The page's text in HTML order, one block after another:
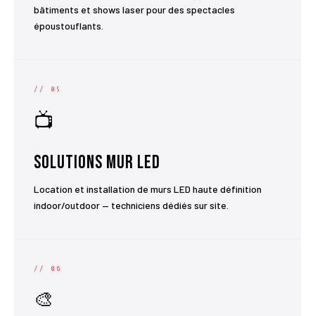
bâtiments et shows laser pour des spectacles
époustouflants.
// 05
📺
Solutions Mur LED
Location et installation de murs LED haute définition
indoor/outdoor — techniciens dédiés sur site.
// 06
🎨